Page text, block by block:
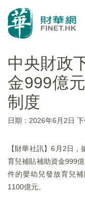
中央財政
金999億
制度
日期：2026年6月2日
【財華社訊】6月2日
育兒補貼補助資金999
件的嬰幼兒發放育兒
1100億元。